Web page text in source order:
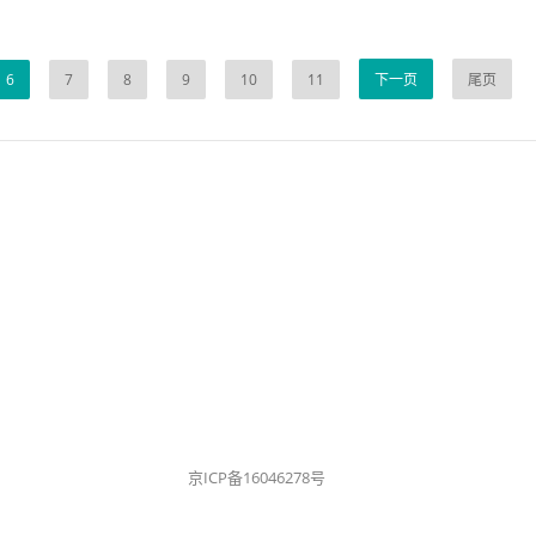
6 7 8 9 10 11 下一页 尾页
京ICP备16046278号